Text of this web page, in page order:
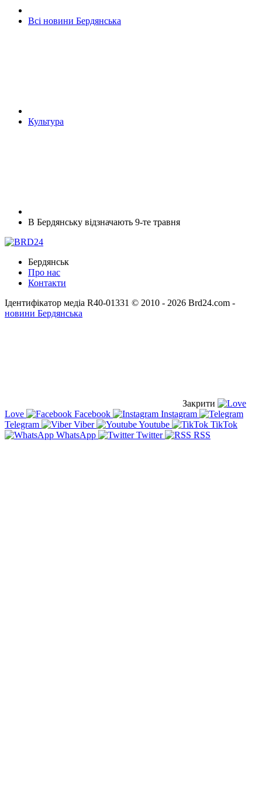
Всі новини Бердянська
Культура
В Бердянську відзначають 9-те травня
Бердянськ
Про нас
Контакти
Ідентифікатор медіа R40-01331 © 2010 - 2026 Brd24.com -
новини Бердянська
Закрити
Love
Facebook
Instagram
Telegram
Viber Youtube
TikTok
WhatsApp
Twitter RSS